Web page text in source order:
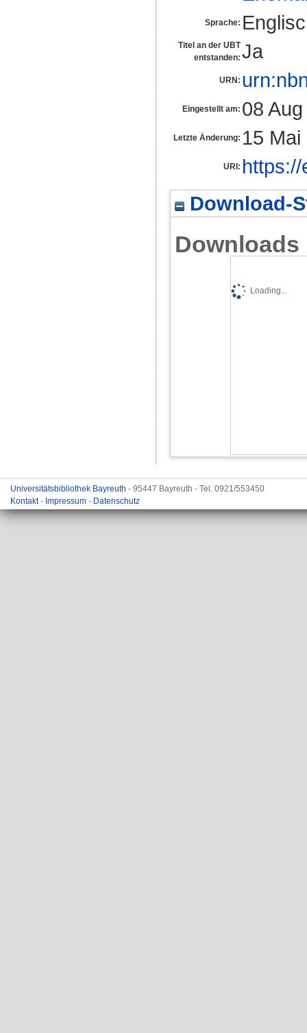
Sprache:
Titel an der UBT
entstanden: Ja
URN:
Eingestellt am: 08
Letzte Änderung: 15
URI:
Download-
Downloads
Loading...
Universitätsbibliothek Bayreuth - 95447 Bayreuth - Tel. 0921/553450
Kontakt- Impressum - Datenschutz